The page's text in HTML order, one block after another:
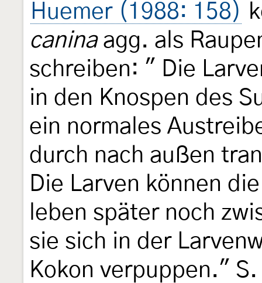
Huemer (1988: 158)
caninaagg. als
schreiben: " Die
in den Knospen des
ein normales
durch nach außen
Die Larven können
leben später noch
sie sich in der
Kokon verpuppen."